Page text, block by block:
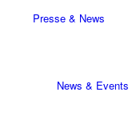
Presse & News
News & Events